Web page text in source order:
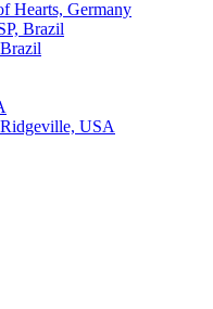
Hearts, Germany
Brazil
USA